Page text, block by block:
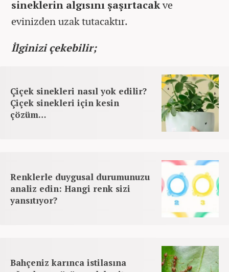
sineklerin algısını şaşırtacakve
evinizden uzak tutacaktır.
İlginizi çekebilir;
Çiçek sinekleri nasıl yok edilir?
Çiçek sinekleri için kesin
çözüm…
Renklerle duygusal durumunuzu
analiz edin: Hangi renk sizi
yansıtıyor?
Bahçeniz karınca istilasına